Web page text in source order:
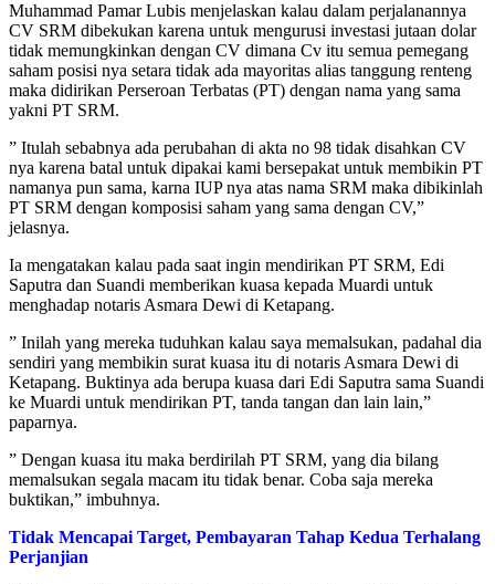
Muhammad Pamar Lubis menjelaskan kalau dalam perjalanannya
CV SRM dibekukan karena untuk mengurusi investasi jutaan dolar
tidak memungkinkan dengan CV dimana Cv itu semua pemegang
saham posisi nya setara tidak ada mayoritas alias tanggung renteng
maka didirikan Perseroan Terbatas (PT) dengan nama yang sama
yakni PT SRM.
” Itulah sebabnya ada perubahan di akta no 98 tidak disahkan CV
nya karena batal untuk dipakai kami bersepakat untuk membikin PT
namanya pun sama, karna IUP nya atas nama SRM maka dibikinlah
PT SRM dengan komposisi saham yang sama dengan CV,”
jelasnya.
Ia mengatakan kalau pada saat ingin mendirikan PT SRM, Edi
Saputra dan Suandi memberikan kuasa kepada Muardi untuk
menghadap notaris Asmara Dewi di Ketapang.
” Inilah yang mereka tuduhkan kalau saya memalsukan, padahal dia
sendiri yang membikin surat kuasa itu di notaris Asmara Dewi di
Ketapang. Buktinya ada berupa kuasa dari Edi Saputra sama Suandi
ke Muardi untuk mendirikan PT, tanda tangan dan lain lain,”
paparnya.
” Dengan kuasa itu maka berdirilah PT SRM, yang dia bilang
memalsukan segala macam itu tidak benar. Coba saja mereka
buktikan,” imbuhnya.
Tidak Mencapai Target, Pembayaran Tahap Kedua Terhalang
Perjanjian